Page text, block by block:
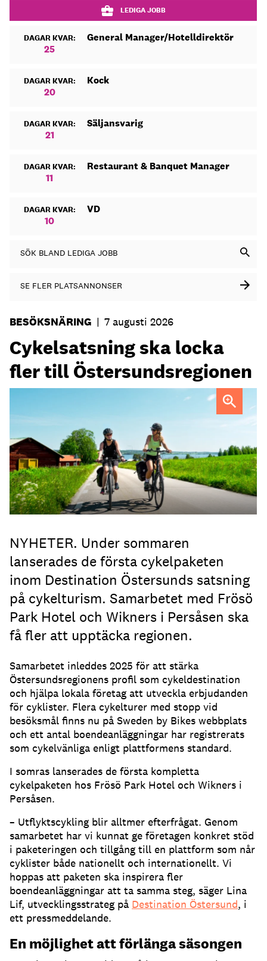
LEDIGA JOBB
DAGAR KVAR:
25
General Manager/Hotelldirektör
DAGAR KVAR:
20
Kock
DAGAR KVAR:
21
Säljansvarig
DAGAR KVAR:
11
Restaurant & Banquet Manager
DAGAR KVAR:
10
VD
SÖK BLAND LEDIGA JOBB
SE FLER PLATSANNONSER
BESÖKSNÄRING | 7 augusti 2026
Cykelsatsning ska locka
fler till Östersundsregionen
NYHETER. Under sommaren
lanserades de första cykelpaketen
inom Destination Östersunds satsning
på cykelturism. Samarbetet med Frösö
Park Hotel och Wikners i Persåsen ska
få fler att upptäcka regionen.
Samarbetet inleddes 2025 för att stärka
Östersundsregionens profil som cykeldestination
och hjälpa lokala företag att utveckla erbjudanden
för cyklister. Flera cykelturer med stopp vid
besöksmål finns nu på Sweden by Bikes webbplats
och ett antal boendeanläggningar har registrerats
som cykelvänliga enligt plattformens standard.
I somras lanserades de första kompletta
cykelpaketen hos Frösö Park Hotel och Wikners i
Persåsen.
– Utflyktscykling blir alltmer efterfrågat. Genom
samarbetet har vi kunnat ge företagen konkret stöd
i paketeringen och tillgång till en plattform som når
cyklister både nationellt och internationellt. Vi
hoppas att paketen ska inspirera fler
boendeanläggningar att ta samma steg, säger Lina
Lif, utvecklingsstrateg på Destination Östersund, i
ett pressmeddelande.
En möjlighet att förlänga säsongen